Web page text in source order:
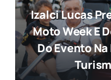
Izalci Lucas
Moto Week E
Do Evento